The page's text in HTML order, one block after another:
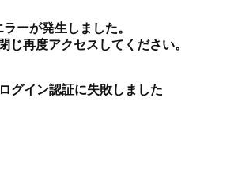
ラーが発生しました。
じ再度アクセスしてください。
グイン認証に失敗しました